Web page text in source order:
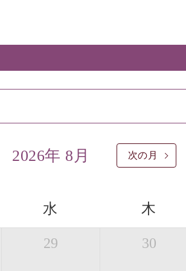
2026年 8月 次の月
水 木
29 30